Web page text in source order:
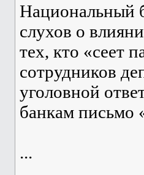
Национальный
слухов о
тех, кто «сеет
сотрудников
уголовной
банкам письмо
...